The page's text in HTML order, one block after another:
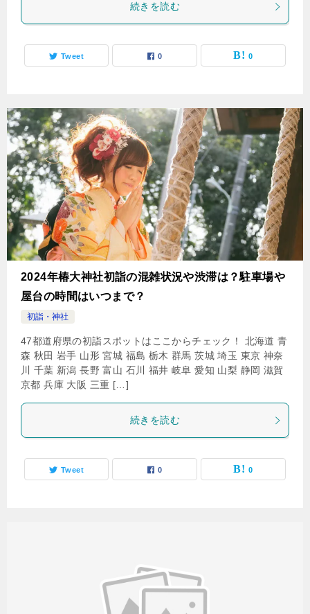
続きを読む
Tweet 0 0
2024年椿大神社初詣の混雑状況や渋滞は？駐車場や
屋台の時間はいつまで？
初詣・神社
47都道府県の初詣スポットはここからチェック！ 北海道 青
森 秋田 岩手 山形 宮城 福島 栃木 群馬 茨城 埼玉 東京 神奈
川 千葉 新潟 長野 富山 石川 福井 岐阜 愛知 山梨 静岡 滋賀
京都 兵庫 大阪 三重 […]
続きを読む
Tweet 0 0